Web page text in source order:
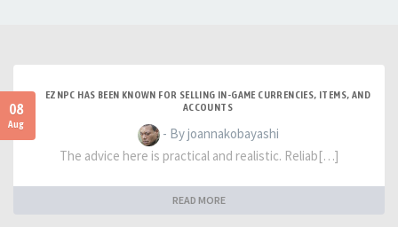
08
Aug
EZNPC HAS BEEN KNOWN FOR SELLING IN-GAME CURRENCIES, ITEMS, AND
ACCOUNTS
- By joannakobayashi
The advice here is practical and realistic. Reliab[…]
READ MORE